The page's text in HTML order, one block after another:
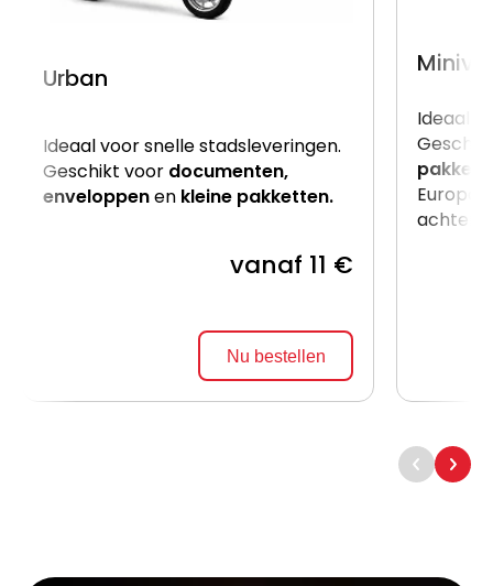
Urban
Ideaal voor snelle stadsleveringen.
Geschikt voor documenten,
enveloppenen kleine pakketten.
vanaf 11 €
Nu bestellen
Ideaal